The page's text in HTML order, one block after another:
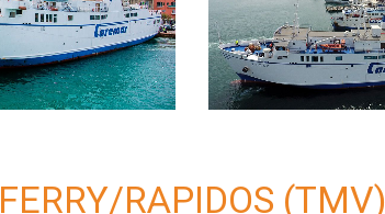
FERRY/RAPIDOS (TMV)